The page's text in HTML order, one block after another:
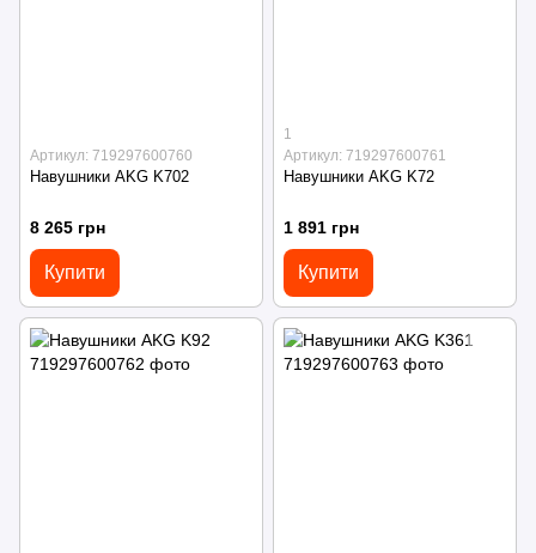
Артикул: 719297600760
Навушники AKG K702
8 265 грн
Купити
1
Артикул: 719297600761
Навушники AKG K72
1 891 грн
Купити